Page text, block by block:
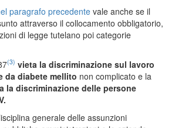
paragrafo precedente vale anche se il
attraverso il collocamento obbligatorio,
di legge tutelano poi categorie
(3) vieta la discriminazione sul lavoro
da diabete mellito non complicato e la
la discriminazione delle persone
generale delle assunzioni